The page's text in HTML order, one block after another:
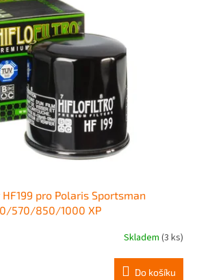
pro Polaris Sportsman
570/850/1000 XP
Skladem (3 ks)
Do košíku